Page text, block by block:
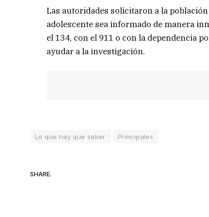
Las autoridades solicitaron a la
adolescente sea informado de manera
el 134, con el 911 o con la dependencia
ayudar a la investigación.
Lo que hay que saber Principales
SHARE.